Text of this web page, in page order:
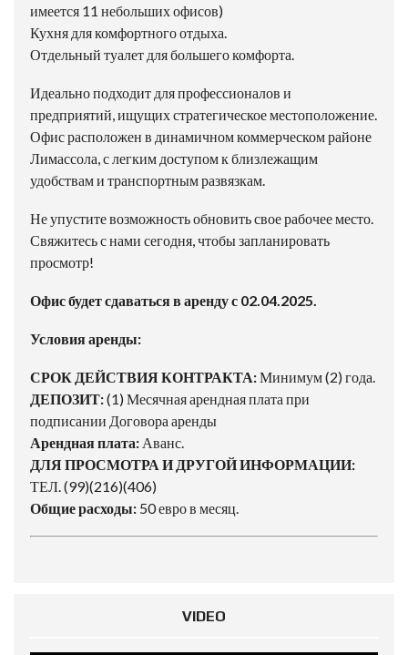
имеется 11 небольших офисов)
Кухня для комфортного отдыха.
Отдельный туалет для большего комфорта.
Идеально подходит для профессионалов и
предприятий, ищущих стратегическое местоположение.
Офис расположен в динамичном коммерческом районе
Лимассола, с легким доступом к близлежащим
удобствам и транспортным развязкам.
Не упустите возможность обновить свое рабочее место.
Свяжитесь с нами сегодня, чтобы запланировать
просмотр!
Офис будет сдаваться в аренду с 02.04.2025.
Условия аренды:
СРОК ДЕЙСТВИЯ КОНТРАКТА:Минимум (2) года.
ДЕПОЗИТ:(1) Месячная арендная плата при
подписании Договора аренды
Арендная плата: Аванс.
ДЛЯ ПРОСМОТРА И ДРУГОЙ ИНФОРМАЦИИ:
ТЕЛ. (99)(216)(406)
Общие расходы: 50 евро в месяц.
VIDEO